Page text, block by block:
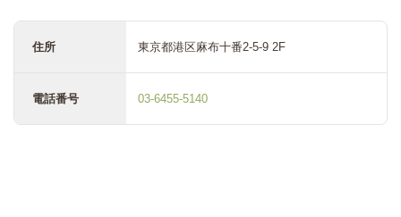
住所 東京都港区麻布十番2-5-9 2F
電話番号 03-6455-5140